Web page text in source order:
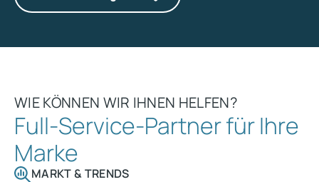
WIE KÖNNEN WIR IHNEN HELFEN?
Full-Service-Partner für Ihre
Marke
MARKT & TRENDS